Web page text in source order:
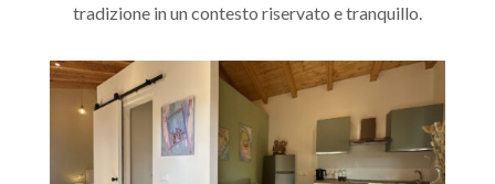
tradizione in un contesto riservato e tranquillo.